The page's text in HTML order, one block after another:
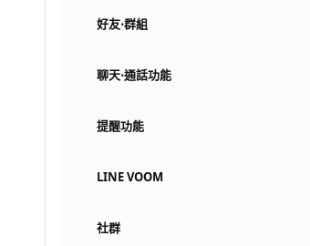
好友⋅群組
聊天⋅通話功能
提醒功能
LINE VOOM
社群